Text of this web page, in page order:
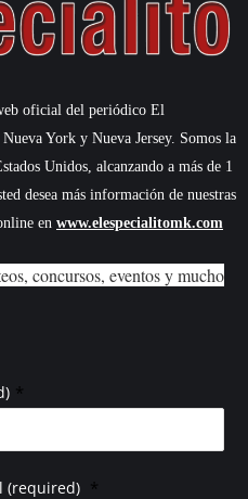
oficial del periódico El
York y Nueva Jersey. Somos la
Unidos, alcanzando a más de 1
desea más información de nuestras
en www.elespecialitomk.com
concursos, eventos y mucho
*
(required) *